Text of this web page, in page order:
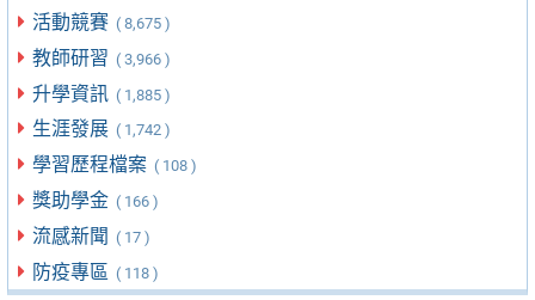
活動競賽 ( 8,675 )
教師研習 ( 3,966 )
升學資訊 ( 1,885 )
生涯發展 ( 1,742 )
學習歷程檔案 ( 108 )
獎助學金 ( 166 )
流感新聞 ( 17 )
防疫專區 ( 118 )